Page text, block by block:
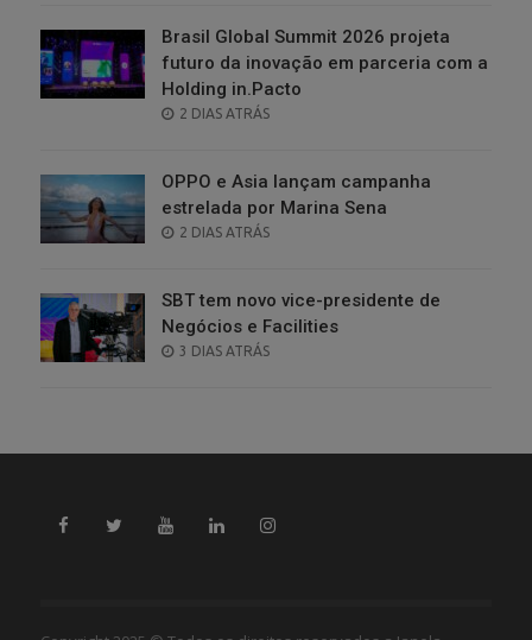
Brasil Global Summit 2026 projeta
futuro da inovação em parceria com a
Holding in.Pacto
POSTED
2 DIAS ATRÁS
OPPO e Asia lançam campanha
estrelada por Marina Sena
POSTED
2 DIAS ATRÁS
SBT tem novo vice-presidente de
Negócios e Facilities
POSTED
3 DIAS ATRÁS